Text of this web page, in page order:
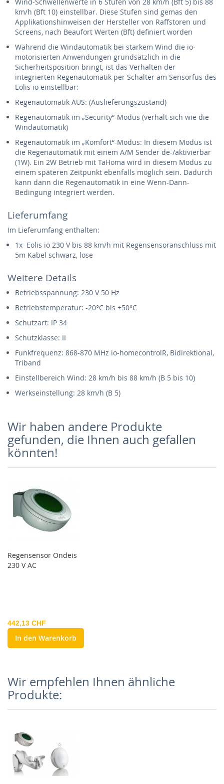
km/h (Bft 10) einstellbar. Diese Stufen sind gemas den
Applikationshinweisen der Hersteller von Raffstoren und
Screens, nach Beaufort Werten (Bft) definiert worden
Während die Windautomatik bei starkem Wind die io-
motorisierten Anwendungen grundsätzlich in die
Sicherheitsposition bringt, ist das Verhalten der
integrierten Regenautomatik per Schalter am Sensorfus des
Eolis io einstellbar:
Regenautomatik AUS: (Auslieferungszustand)
Regenautomatik im „Security“-Modus (verhalt sich wie die
Windautomatik)
Regenautomatik im „Komfort“-Modus: In diesem Modus ist
die Regenautomatik mit einem A/M Sender de-/aktivierbar
(1W). Ein 2W Betrieb mit TaHoma wird in diesem Modus zu
einem späteren Zeitpunkt ebenfalls möglich sein. Dadurch
kann dann die Regenautomatik in eine Wenn-Dann-
Bedingung integriert werden.
Lieferumfang
Im Lieferumfang enthalten:
1x Eolis io 230 V bis 88 km/h mit Regensensoranschluss mit
5m Kabel schwarz, lose
Weitere Details
Betriebsspannung: 230 V 50 Hz
Betriebstemperatur: -20°C bis +50°C
Schutzart: IP 34
Schutzklasse: II
Funkfrequenz: 868-870 MHz io-homecontrolR, Bidirektional,
Triband
Einstellbereich Wind: 28 km/h bis 88 km/h (B 5 bis 10)
Werkseinstellung: 28 km/h (B 5)
Wir haben andere Produkte
gefunden, die Ihnen auch gefallen
könnten!
Regensensor Ondeis
230 V AC
442,13 CHF
In den Warenkorb
Wir empfehlen Ihnen ähnliche
Produkte: